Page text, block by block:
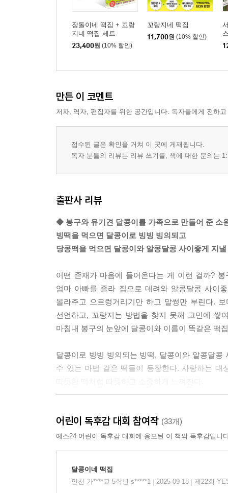
장돌이네 떡집 + 꼬랑
지네 떡집 세트
23,400원 (10% 할인)
꼬랑지네 떡집
11,700원 (10% 할인)
만든 이 코멘트
저자, 역자, 편집자를 위한 공간입니다. 독자들에게 전하
접수된 글은 확인을 거쳐 이 곳에 게재됩니다.
독자 분들의 리뷰는 리뷰 쓰기를, 책에 대한 문의는
출판사 리뷰
◆ 봉구와 유기견 달콩이를 가족으로 만들어 준 소
빙떡을 먹으면 달콩이로 빙빙 빙의되고
당콩떡을 먹으면 달콩이와 알콩달콩 사이좋게 지
어떤 존재가 마음에 들어온다는 게 이런 걸까?
엄마 아빠를 졸라 집으로 데려와 알콩달콩 사이
몰라주고 으르렁거리기만 하고 말썽만 부린다.
선언하고, 꼬랑지는 방법을 찾지 못해 고민에 쌓
마침내 봉구의 눈앞에 달콩이와 이름이 똑같은 떡
달콩이로 빙빙 빙의되는 빙떡, 달콩이와 알콩달
수 있는 마법 같은 떡들이 등장한다. 사랑하는
꼬랑지는 아이들의 곁을 항상 지키고 있지만, 아
통해 비로소 들여다보게 된 달콩이의 상처, 공감
있다.
어린이 독후감 대회 참여작 (33개)
예스24 어린이 독후감 대회에 응모된 이 책의 독후감입니
달콩이네 떡집
인천 가****교 5학년 s*****1
2025-09-18 제22회